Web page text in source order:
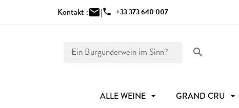
Kontakt :mail|phone +33 373 640 007
search
ALLE WEINE GRAND CRU